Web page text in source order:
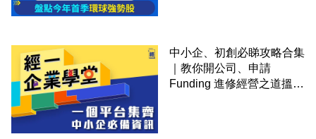
中小企、初創必睇攻略合集
｜教你開公司、申請
Funding 進修經營之道搵大